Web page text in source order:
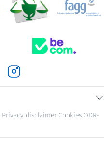
Privacy disclaimer Cookies ODR-